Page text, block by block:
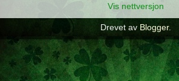
Vis nettversjon
Drevet av Blogger.